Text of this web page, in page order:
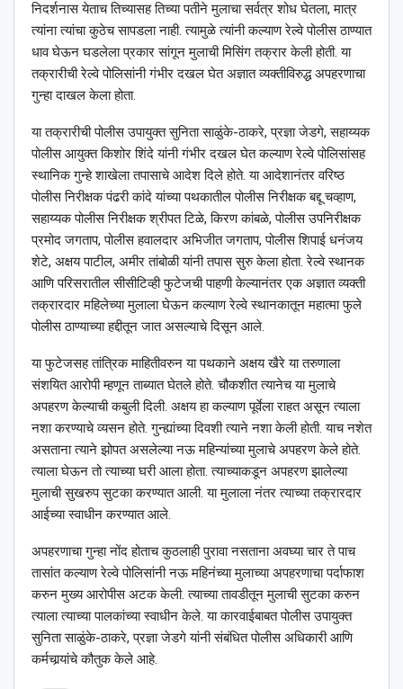
निदर्शनास येताच तिच्यासह तिच्या पतीने मुलाचा सर्वत्र शोध घेतला, मात्र
त्यांना त्यांचा कुठेच सापडला नाही. त्यामुळे त्यांनी कल्याण रेल्वे पोलीस ठाण्यात
धाव घेऊन घडलेला प्रकार सांगून मुलाची मिसिंग तक्रार केली होती. या
तक्रारीची रेल्वे पोलिसांनी गंभीर दखल घेत अज्ञात व्यक्तीविरुद्ध अपहरणाचा
गुन्हा दाखल केला होता.
या तक्रारीची पोलीस उपायुक्त सुनिता साळुंके-ठाकरे, प्रज्ञा जेडगे, सहाय्यक
पोलीस आयुक्त किशोर शिंदे यांनी गंभीर दखल घेत कल्याण रेल्वे पोलिसांसह
स्थानिक गुन्हे शाखेला तपासाचे आदेश दिले होते. या आदेशानंतर वरिष्ठ
पोलीस निरीक्षक पंढरी कांदे यांच्या पथकातील पोलीस निरीक्षक बद्दू चव्हाण,
सहाय्यक पोलीस निरीक्षक श्रीपत टिळे, किरण कांबळे, पोलीस उपनिरीक्षक
प्रमोद जगताप, पोलीस हवालदार अभिजीत जगताप, पोलीस शिपाई धनंजय
शेटे, अक्षय पाटील, अमीर तांबोळी यांनी तपास सुरु केला होता. रेल्वे स्थानक
आणि परिसरातील सीसीटिव्ही फुटेजची पाहणी केल्यानंतर एक अज्ञात व्यक्ती
तक्रारदार महिलेच्या मुलाला घेऊन कल्याण रेल्वे स्थानकातून महात्मा फुले
पोलीस ठाण्याच्या हद्दीतून जात असल्याचे दिसून आले.
या फुटेजसह तांत्रिक माहितीवरुन या पथकाने अक्षय खैरे या तरुणाला
संशयित आरोपी म्हणून ताब्यात घेतले होते. चौकशीत त्यानेच या मुलाचे
अपहरण केल्याची कबुली दिली. अक्षय हा कल्याण पूर्वेला राहत असून त्याला
नशा करण्याचे व्यसन होते. गुन्ह्यांच्या दिवशी त्याने नशा केली होती. याच नशेत
असताना त्याने झोपत असलेल्या नऊ महिन्यांच्या मुलाचे अपहरण केले होते.
त्याला घेऊन तो त्याच्या घरी आला होता. त्याच्याकडून अपहरण झालेल्या
मुलाची सुखरुप सुटका करण्यात आली. या मुलाला नंतर त्याच्या तक्रारदार
आईच्या स्वाधीन करण्यात आले.
अपहरणाचा गुन्हा नोंद होताच कुठलाही पुरावा नसताना अवघ्या चार ते पाच
तासांत कल्याण रेल्वे पोलिसांनी नऊ महिनंच्या मुलाच्या अपहरणाचा पर्दाफाश
करुन मुख्य आरोपीस अटक केली. त्याच्या तावडीतून मुलाची सुटका करुन
त्याला त्याच्या पालकांच्या स्वाधीन केले. या कारवाईबाबत पोलीस उपायुक्त
सुनिता साळुंके-ठाकरे, प्रज्ञा जेडगे यांनी संबंधित पोलीस अधिकारी आणि
कर्मचार्‍यांचे कौतुक केले आहे.